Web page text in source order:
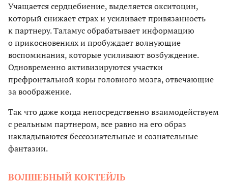
Учащается сердцебиение, выделяется окситоцин,
который снижает страх и усиливает привязанность
к партнеру. Таламус обрабатывает информацию
о прикосновениях и пробуждает волнующие
воспоминания, которые усиливают возбуждение.
Одновременно активизируются участки
префронтальной коры головного мозга, отвечающие
за воображение.
Так что даже когда непосредственно взаимодействуем
с реальным партнером, все равно на его образ
накладываются бессознательные и сознательные
фантазии.
ВОЛШЕБНЫЙ КОКТЕЙЛЬ